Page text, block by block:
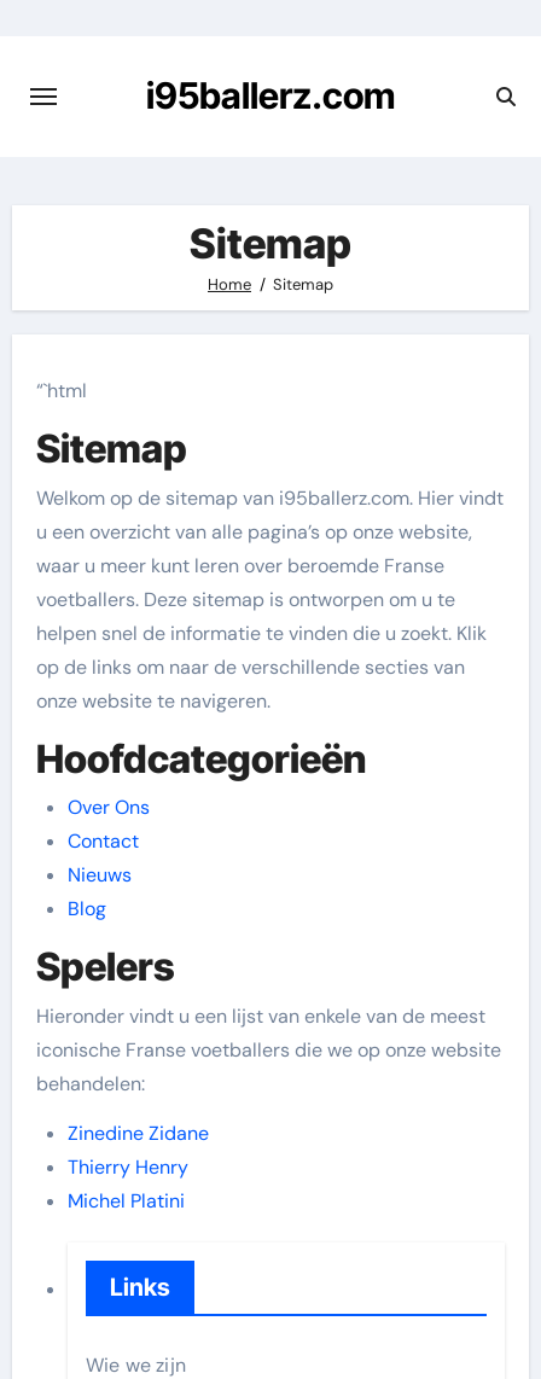
content
i95ballerz.com
Sitemap
Home Sitemap
“`html
Sitemap
Welkom op de sitemap van i95ballerz.com. Hier vindt
u een overzicht van alle pagina’s op onze website,
waar u meer kunt leren over beroemde Franse
voetballers. Deze sitemap is ontworpen om u te
helpen snel de informatie te vinden die u zoekt. Klik
op de links om naar de verschillende secties van
onze website te navigeren.
Hoofdcategorieën
Over Ons
Contact
Nieuws
Blog
Spelers
Hieronder vindt u een lijst van enkele van de meest
iconische Franse voetballers die we op onze website
behandelen:
Zinedine Zidane
Thierry Henry
Michel Platini
Links
Wie we zijn